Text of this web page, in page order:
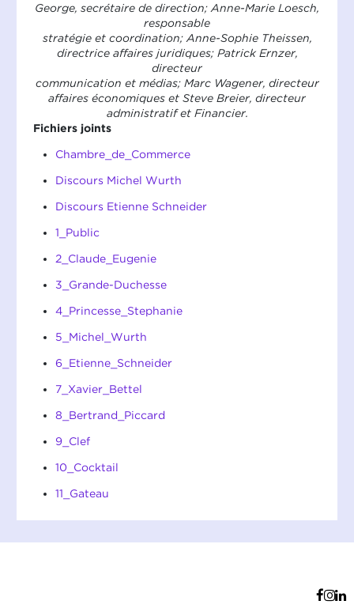
George, secrétaire de direction; Anne-Marie Loesch,
responsable
stratégie et coordination; Anne-Sophie Theissen,
directrice affaires juridiques; Patrick Ernzer,
directeur
communication et médias; Marc Wagener, directeur
affaires économiques et Steve Breier, directeur
administratif et Financier.
Fichiers joints
Chambre_de_Commerce
Discours Michel Wurth
Discours Etienne Schneider
1_Public
2_Claude_Eugenie
3_Grande-Duchesse
4_Princesse_Stephanie
5_Michel_Wurth
6_Etienne_Schneider
7_Xavier_Bettel
8_Bertrand_Piccard
9_Clef
10_Cocktail
11_Gateau